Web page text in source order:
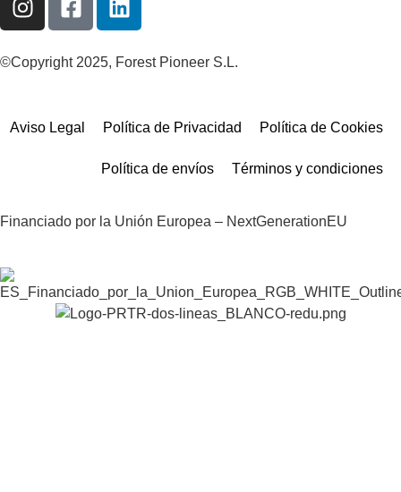
©Copyright 2025, Forest Pioneer S.L.
Aviso Legal Política de Privacidad Política de Cookies
Política de envíos Términos y condiciones
Financiado por la Unión Europea – NextGenerationEU